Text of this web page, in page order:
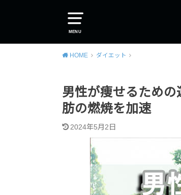
MENU
HOME ダイエット
男性が痩せるため
肪の燃焼を加速
2024年5月2日